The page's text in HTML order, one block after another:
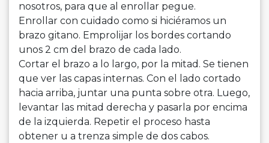
nosotros, para que al enrollar pegue.
Enrollar con cuidado como si hiciéramos un
brazo gitano. Emprolijar los bordes cortando
unos 2 cm del brazo de cada lado.
Cortar el brazo a lo largo, por la mitad. Se tienen
que ver las capas internas. Con el lado cortado
hacia arriba, juntar una punta sobre otra. Luego,
levantar las mitad derecha y pasarla por encima
de la izquierda. Repetir el proceso hasta
obtener u a trenza simple de dos cabos.